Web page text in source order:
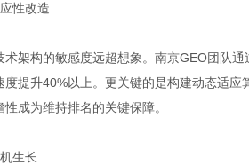
性改造
术架构的敏感度远超想象。南京GEO团队
度提升40%以上。更关键的是构建动态适
成为维持排名的关键保障。
生长